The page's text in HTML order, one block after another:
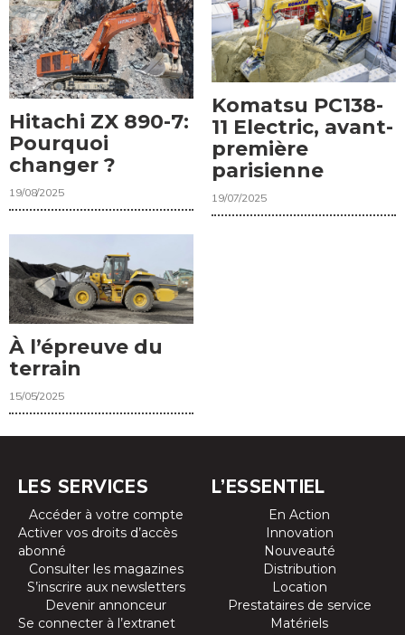
Hitachi ZX 890-7:
Pourquoi
changer ?
19/08/2025
Komatsu PC138-
11 Electric, avant-
première
parisienne
19/07/2025
À l’épreuve du
terrain
15/05/2025
LES SERVICES
Accéder à votre compte
Activer vos droits d’accès
abonné
Consulter les magazines
S’inscrire aux newsletters
Devenir annonceur
Se connecter à l’extranet
L’ESSENTIEL
En Action
Innovation
Nouveauté
Distribution
Location
Prestataires de service
Matériels